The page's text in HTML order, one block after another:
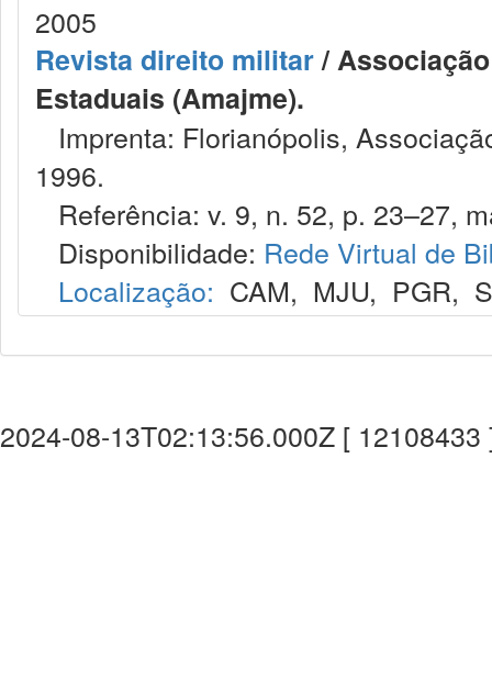
2005
Revista direito militar/
Estaduais (Amajme).
Imprenta: Florianópolis,
1996.
Referência: v. 9, n. 52, p. 23–27,
Disponibilidade: Rede Virtual de
Localização: CAM, MJU, PGR,
2024-08-13T02:13:56.000Z [ 12108433